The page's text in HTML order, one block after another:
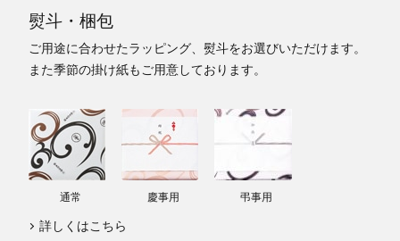
熨斗・梱包
ご用途に合わせたラッピング、熨斗をお選びいただけます。
また季節の掛け紙もご用意しております。
通常 慶事用 弔事用
詳しくはこちら